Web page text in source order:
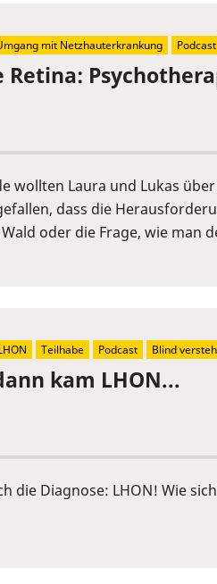
Retina:
wollten Laura und Lukas
dass die
oder die Frage, wie
mit Netzhauterkrankung Podcast
kam LHON...
die Diagnose: LHON! Wie
Teilhabe Podcast Blind